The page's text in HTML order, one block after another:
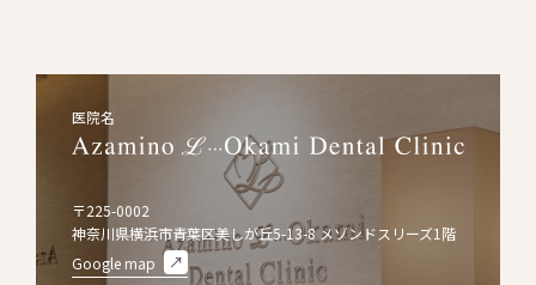
医院名
〒225-0002
神奈川県横浜市青葉区美しが丘5-13-8 メゾンドスリーズ1階
Google map